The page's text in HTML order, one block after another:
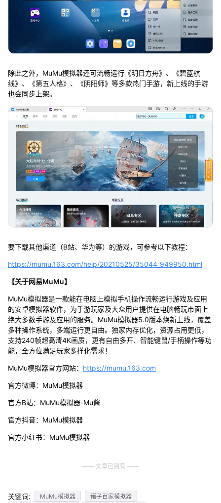
除此之外，MuMu模拟器还可流畅运行《明日方舟》、《碧蓝航
线》、《第五人格》、《阴阳师》等多款热门手游，新上线的手游
也会同步上架。
要下载其他渠道（B站、华为等）的游戏，可参考以下教程：
https://mumu.163.com/help/20210525/35044_949950.html
【关于网易MuMu】
MuMu模拟器是一款能在电脑上模拟手机操作流畅运行游戏及应用
的安卓模拟器软件，为手游玩家及大众用户提供在电脑畅玩市面上
绝大多数手游及应用的服务。MuMu模拟器5.0版本焕新上线，覆盖
多种操作系统，多端运行更自由。独家内存优化，资源占用更低，
支持240帧超高清4K画质，更有自由多开、智能键鼠/手柄操作等功
能，全方位满足玩家多样化需求！
MuMu模拟器官方网站： https://mumu.163.com
官方微博：MuMu模拟器
官方B站：MuMu模拟器-Mu酱
官方抖音：MuMu模拟器
官方小红书：MuMu模拟器
文章已到底
关键词: MuMu模拟器
诸子百家模拟器